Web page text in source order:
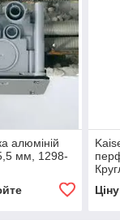
алюміній
мм, 1298-